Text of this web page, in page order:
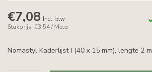
€7,08 Incl. btw
Stukprijs: €3,54 / Meter
Nomastyl Kaderlijst I (40 x 15 mm), lengte 2 m